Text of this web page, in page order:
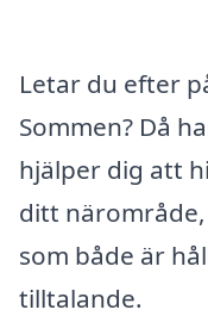
Letar du efter
Sommen? Då
hjälper dig att
ditt
som både är
tilltalande.